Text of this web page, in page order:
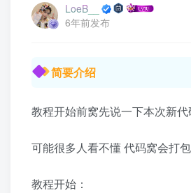
LoeB__
6年前发布
简要介绍
教程开始前窝先说一下本次新
可能很多人看不懂 代码窝会打
教程开始：